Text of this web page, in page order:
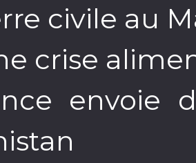
civile au
crise
envoie